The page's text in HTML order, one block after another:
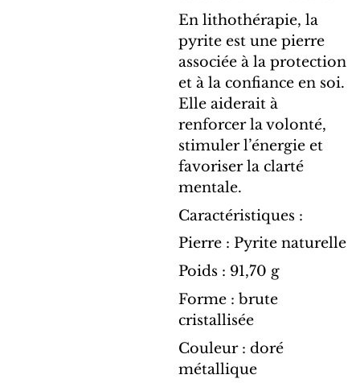
En lithothérapie, la
pyrite est une pierre
associée à la protection
et à la confiance en soi.
Elle aiderait à
renforcer la volonté,
stimuler l’énergie et
favoriser la clarté
mentale.
Caractéristiques :
Pierre : Pyrite naturelle
Poids : 91,70 g
Forme : brute
cristallisée
Couleur : doré
métallique